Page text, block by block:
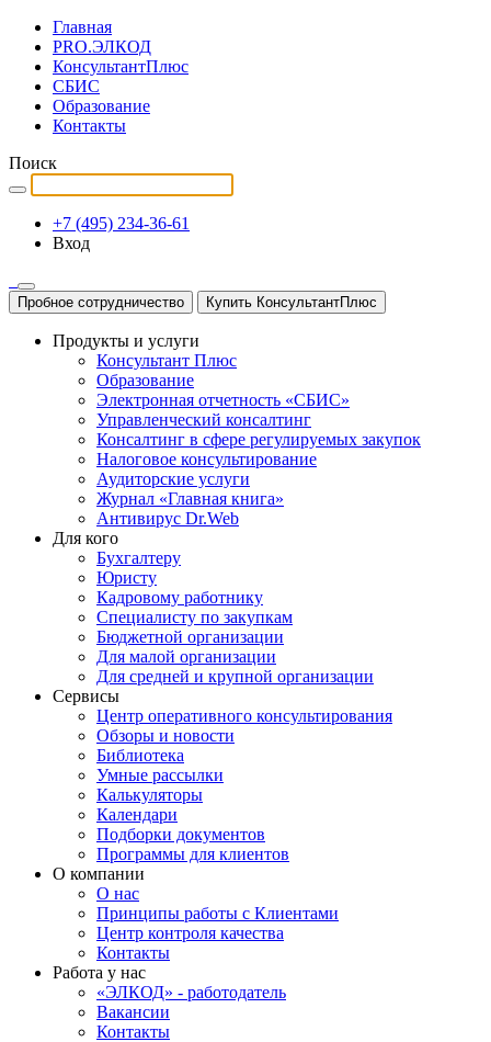
Главная
PRO.ЭЛКОД
КонсультантПлюс
СБИС
Образование
Контакты
Поиск
+7 (495) 234-36-61
Вход
Пробное сотрудничество Купить КонсультантПлюс
Продукты и услуги
Консультант Плюс
Образование
Электронная отчетность «СБИС»
Управленческий консалтинг
Консалтинг в сфере регулируемых закупок
Налоговое консультирование
Аудиторские услуги
Журнал «Главная книга»
Антивирус Dr.Web
Для кого
Бухгалтеру
Юристу
Кадровому работнику
Специалисту по закупкам
Бюджетной организации
Для малой организации
Для средней и крупной организации
Сервисы
Центр оперативного консультирования
Обзоры и новости
Библиотека
Умные рассылки
Калькуляторы
Календари
Подборки документов
Программы для клиентов
О компании
О нас
Принципы работы с Клиентами
Центр контроля качества
Контакты
Работа у нас
«ЭЛКОД» - работодатель
Вакансии
Контакты